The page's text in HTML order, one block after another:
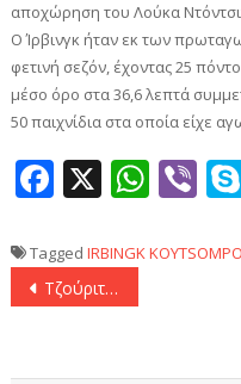
αποχώρηση του Λούκα
Ο Ίρβινγκ ήταν εκ των
φετινή σεζόν, έχοντας 25
μέσο όρο στα 36,6 λεπτά
50 παιχνίδια στα οποία είχε
Facebook
X
Tagged IRBINGK
Πλοήγηση
Τζούριτσιτς: «Θέλουμε να πάμε τελικό!»